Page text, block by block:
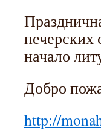
печерских
начало
Добро
http://